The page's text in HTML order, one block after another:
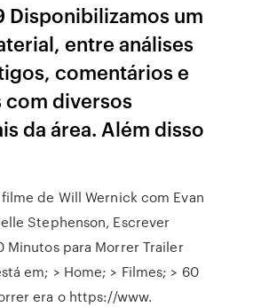
Disponibilizamos um
entre análises
comentários e
com diversos
da área. Além disso
de Will Wernick com Evan
Stephenson, Escrever
Minutos para Morrer Trailer
em; > Home; > Filmes; > 60
era o https://www.